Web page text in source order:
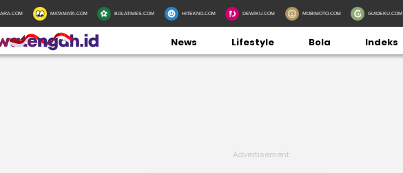
MATAMATA.COM BOLATIMES.COM HITEKNO.COM DEWIKU.COM MOBIMOTO.COM GUIDEKU.COM
News Lifestyle Bola Indeks